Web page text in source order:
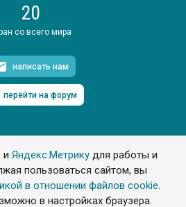
иЯндекс.Метрику для работы и
пользоваться сайтом, вы
в отношении файлов cookie.
в настройках браузера.
20
со всего мира
написать нам
перейти на форум
© 2006. Все права защищены
материалов сайта с обязательной
на www.e-plastic.ru
сайта